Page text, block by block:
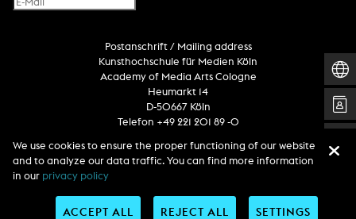
Postanschrift / Mailing address
Kunsthochschule für Medien Köln
Academy of Media Arts Cologne
Heumarkt 14
D-50667 Köln
Telefon +49 221 201 89 -0
We use cookies to ensure the proper functioning of our website
and to analyze our data traffic. You can find more information
in our privacy policy
SETTINGS
REJECT ALL
ACCEPT ALL